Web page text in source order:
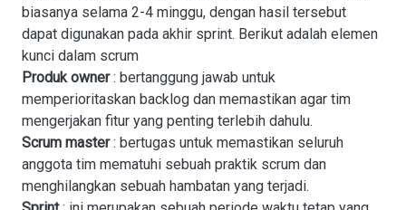
biasanya selama 2-4 minggu, dengan hasil tersebut
dapat digunakan pada akhir sprint. Berikut adalah elemen
kunci dalam scrum
Produk owner: bertanggung jawab untuk
memperioritaskan backlog dan memastikan agar tim
mengerjakan fitur yang penting terlebih dahulu.
Scrum master: bertugas untuk memastikan seluruh
anggota tim mematuhi sebuah praktik scrum dan
menghilangkan sebuah hambatan yang terjadi.